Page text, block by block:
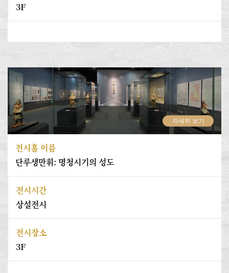
3F
자세히 보기
전시홀 이름
단루생만휘: 명청시기의 성도
전시시간
상설전시
전시장소
3F